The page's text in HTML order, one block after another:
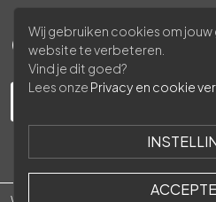
Ons volgen
Wij gebruiken cookies om
website te verbeteren.
Vind je dit goed?
Lees onze Privacy en cookie